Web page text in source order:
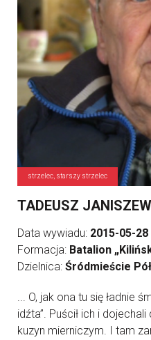
strzelec, starszy strzelec
TADEUSZ
Data wywiadu: 2015-05-28
Formacja: Batalion
Dzielnica: Śródmieście
... O, jak ona tu się ładnie
idźta”. Puścił ich i dojechali
kuzyn mierniczym. I tam